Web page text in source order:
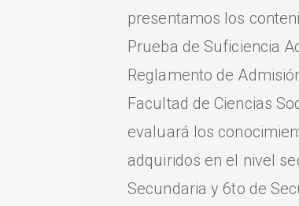
presentamos los
Prueba de Suficiencia
Reglamento de
Facultad de Ciencias
evaluará los
adquiridos en el nivel
Secundaria y 6to de